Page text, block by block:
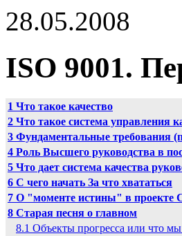
28.05.2008
ISO 9001.
1 Что такое качество
2 Что такое система управления
3 Фундаментальные требования
4 Роль Высшего руководства в
5 Что дает система качества
6 С чего начать За что хвататься
7 О "моменте истины" в
8 Старая песня о главном
8.1 Объекты прогресса или что